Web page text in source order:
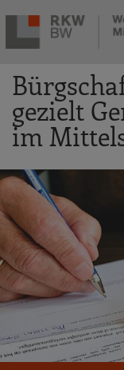
Zur Navigation
Zum Hauptinhalt
gezielt
im